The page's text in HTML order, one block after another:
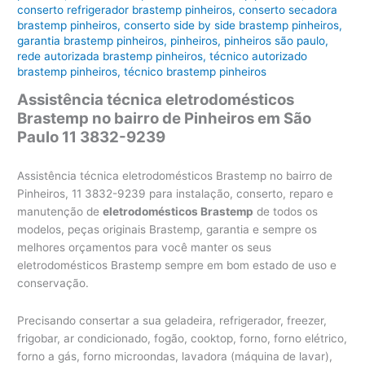
conserto refrigerador brastemp pinheiros,conserto secadora
brastemp pinheiros,conserto side by side brastemp pinheiros,
garantia brastemp pinheiros, pinheiros, pinheiros são paulo,
rede autorizada brastemp pinheiros,técnico autorizado
brastemp pinheiros,técnico brastemp pinheiros
Assistência técnica eletrodomésticos
Brastemp no bairro de Pinheiros em São
Paulo 11 3832-9239
Assistência técnica eletrodomésticos Brastemp no bairro de
Pinheiros, 11 3832-9239 para instalação, conserto, reparo e
manutenção deeletrodomésticos Brastemp de todos os
modelos, peças originais Brastemp, garantia e sempre os
melhores orçamentos para você manter os seus
eletrodomésticos Brastemp sempre em bom estado de uso e
conservação.
Precisando consertar a sua geladeira, refrigerador, freezer,
frigobar, ar condicionado, fogão, cooktop, forno, forno elétrico,
forno a gás, forno microondas, lavadora (máquina de lavar),